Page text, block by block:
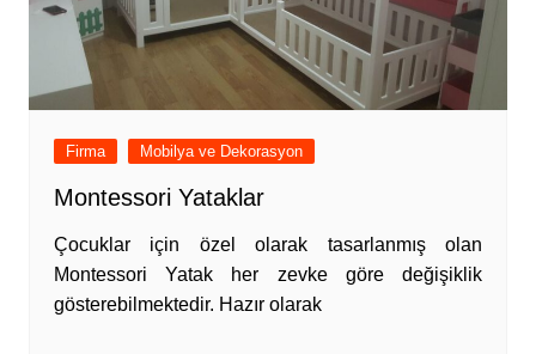
Firma Mobilya ve Dekorasyon
Montessori Yataklar
Çocuklar için özel olarak tasarlanmış olan
Montessori Yatak her zevke göre değişiklik
gösterebilmektedir. Hazır olarak